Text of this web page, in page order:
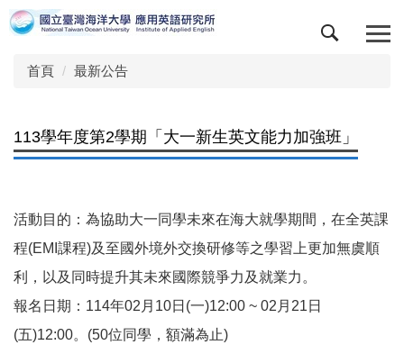
跳
到
區
首頁 最新公告
113學年度第2學期「大一新生英文能力加強班」
活動目的：為協助大一同學未來在海大就學期間，在全英課
程(EMI課程)及至國外境外交換研修等之學習上更加無虞順
利，以及同時提升其未來國際競爭力及就業力。
報名日期：114年02月10日(一)12:00 ~ 02月21日
(五)12:00。(50位同學，額滿為止)